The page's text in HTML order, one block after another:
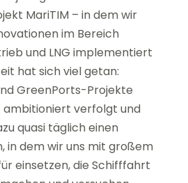
MariTIM – in dem wir
im Bereich
und LNG implementiert
hat sich viel getan:
GreenPorts-Projekte
verfolgt und
quasi täglich einen
in dem wir uns mit großem
einsetzen, die Schifffahrt